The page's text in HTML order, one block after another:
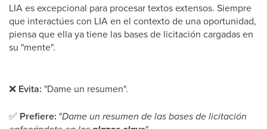
LIA es excepcional para procesar textos extensos. Siempre
que interactúes con LIA en el contexto de una oportunidad,
piensa que ella ya tiene las bases de licitación cargadas en
su "mente".
❌ Evita: "Dame un resumen".
✅ Prefiere: "Dame un resumen de las bases de licitación